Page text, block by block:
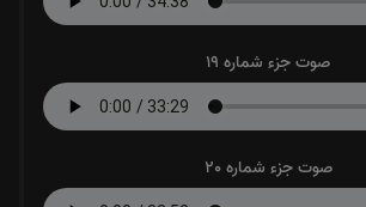
صوت جزء شماره 19
صوت جزء شماره 20